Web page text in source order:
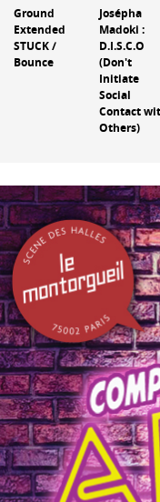
Ground
Extended
STUCK /
Bounce
Josépha
Madoki :
D.I.S.C.O
(Don't
Initiate
Social
Contact
Others)